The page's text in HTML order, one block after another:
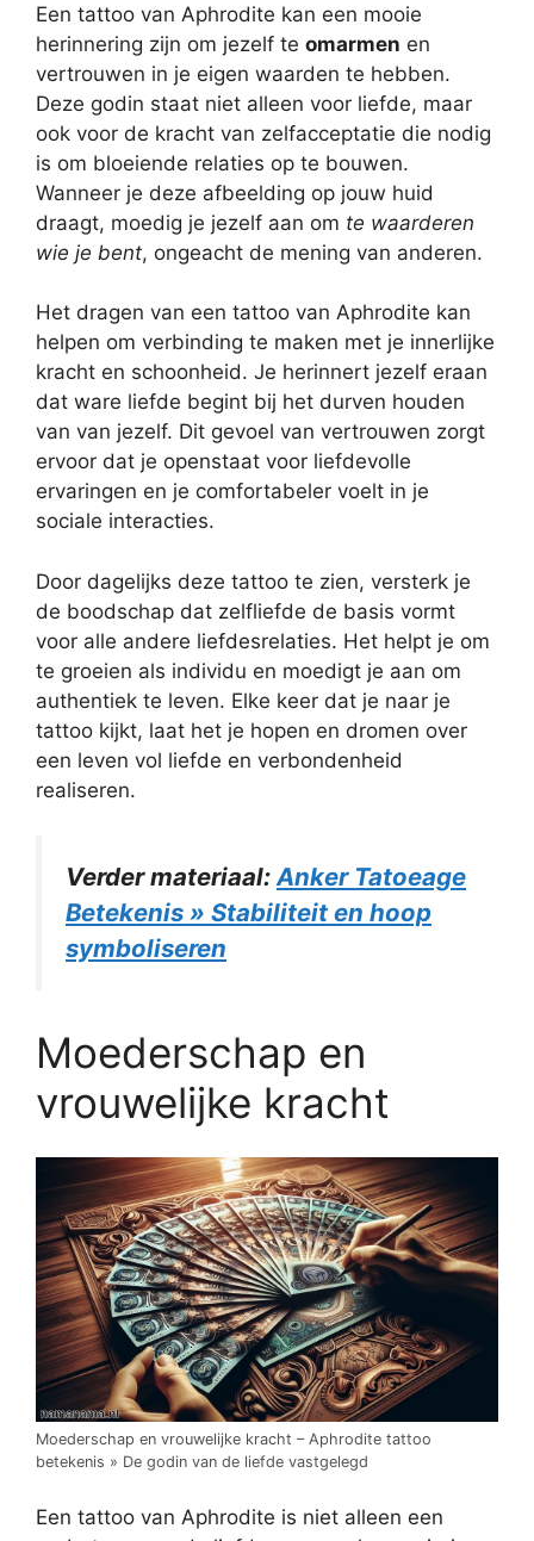
Een tattoo van Aphrodite kan een mooie
herinnering zijn om jezelf te omarmen en
vertrouwen in je eigen waarden te hebben.
Deze godin staat niet alleen voor liefde, maar
ook voor de kracht van zelfacceptatie die nodig
is om bloeiende relaties op te bouwen.
Wanneer je deze afbeelding op jouw huid
draagt, moedig je jezelf aan om te waarderen
wie je bent, ongeacht de mening van anderen.
Het dragen van een tattoo van Aphrodite kan
helpen om verbinding te maken met je innerlijke
kracht en schoonheid. Je herinnert jezelf eraan
dat ware liefde begint bij het durven houden
van van jezelf. Dit gevoel van vertrouwen zorgt
ervoor dat je openstaat voor liefdevolle
ervaringen en je comfortabeler voelt in je
sociale interacties.
Door dagelijks deze tattoo te zien, versterk je
de boodschap dat zelfliefde de basis vormt
voor alle andere liefdesrelaties. Het helpt je om
te groeien als individu en moedigt je aan om
authentiek te leven. Elke keer dat je naar je
tattoo kijkt, laat het je hopen en dromen over
een leven vol liefde en verbondenheid
realiseren.
Verder materiaal:Anker Tatoeage
Betekenis » Stabiliteit en hoop
symboliseren
Moederschap en
vrouwelijke kracht
Moederschap en vrouwelijke kracht – Aphrodite tattoo
betekenis » De godin van de liefde vastgelegd
Een tattoo van Aphrodite is niet alleen een